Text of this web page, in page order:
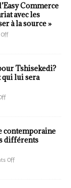
Commerce
avec les
à la source »
Tshisekedi?
qui lui sera
contemporaine
différents
Off